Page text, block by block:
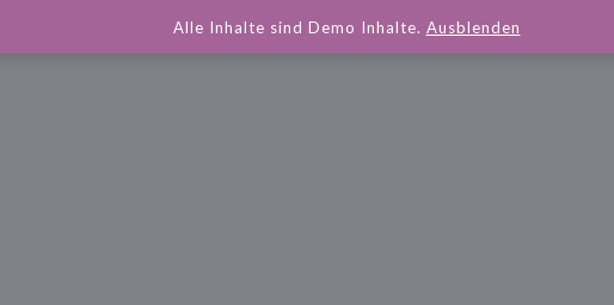
Alle Inhalte sind Demo Inhalte. Ausblenden